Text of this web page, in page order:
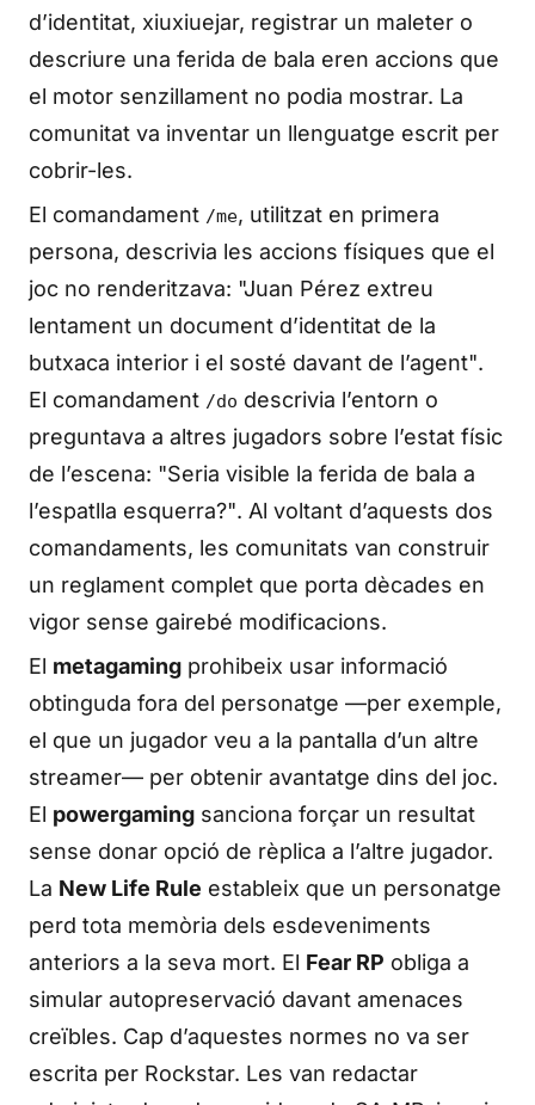
d’identitat, xiuxiuejar, registrar un maleter o
descriure una ferida de bala eren accions que
el motor senzillament no podia mostrar. La
comunitat va inventar un llenguatge escrit per
cobrir-les.
El comandament /me, utilitzat en primera
persona, descrivia les accions físiques que el
joc no renderitzava: "Juan Pérez extreu
lentament un document d’identitat de la
butxaca interior i el sosté davant de l’agent".
El comandament /do descrivia l’entorn o
preguntava a altres jugadors sobre l’estat físic
de l’escena: "Seria visible la ferida de bala a
l’espatlla esquerra?". Al voltant d’aquests dos
comandaments, les comunitats van construir
un reglament complet que porta dècades en
vigor sense gairebé modificacions.
El metagaming prohibeix usar informació
obtinguda fora del personatge —per exemple,
el que un jugador veu a la pantalla d’un altre
streamer— per obtenir avantatge dins del joc.
El powergaming sanciona forçar un resultat
sense donar opció de rèplica a l’altre jugador.
La New Life Rule estableix que un personatge
perd tota memòria dels esdeveniments
anteriors a la seva mort. El Fear RP obliga a
simular autopreservació davant amenaces
creïbles. Cap d’aquestes normes no va ser
escrita per Rockstar. Les van redactar